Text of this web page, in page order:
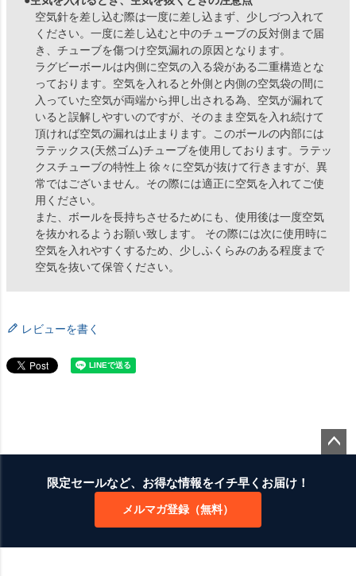
空気針を差し込む際は一度に差し込まず、少しづつ入れて
ください。一度に差し込むと中のチューブの反対側まで届
き、チューブを傷つけ空気漏れの原因となります。
ラグビーボールは内側に空気の入る袋がある二重構造とな
っております。空気を入れると外側と内側の空気袋の間に
入っていた空気が両端から押し出される為、空気が漏れて
いると誤解しやすいのですが、そのまま空気を入れ続けて
頂ければ空気の漏れは止まります。このボールの内部には
ラテックス(天然ゴム)チューブを使用しております。ラテッ
クスチューブの特性上 徐々に空気が抜けて行きますが、異
常ではございません。その際には適正に空気を入れてご使
用ください。
また、ボールを長持ちさせるためにも、使用後は一度空気
を抜かれるようお願い致します。 その際には次に使用時に
空気を入れやすくするため、少しふくらみのある程度まで
空気を抜いて保管ください。
レビューを書く
限定セールなど、お得な情報をイチ早くお届け！
メルマガ登録（無料）